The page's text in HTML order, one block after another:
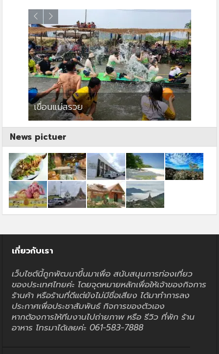
เขื่อนแม่สรวย
News pictuer
เกี่ยวกับเรา
เว็บไซต์นี้ถูกพัฒนาขึ้นมาเพื่อ สนับสนุนการท่องเที่ยว
ของประเทศไทยค่ะ โดยจุดหมายหลักเพื่อให้เจ้าของกิจการ
ร้านค้า หรือร้านที่ดีแต่ยังไม่มีชื่อเสียง ได้มาทำการลง
ประกาศเพื่อประชาสัมพันธ์ กิจการของตัวเอง
หากต้องการให้ทีมงานไปถ่ายภาพ หรือ รีวิว ที่พัก ร้าน
อาหาร โทรมาได้เลยค่ะ 061-583-7888